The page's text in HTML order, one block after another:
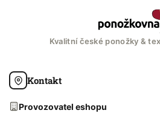
Kvalitní české ponožky &
Kontakt
Provozovatel eshopu